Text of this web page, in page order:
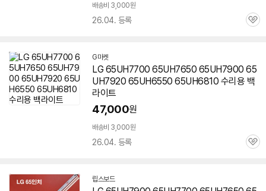
배송비 3,000원
26.04. 등록
관
G마켓
LG 65UH7700 65UH7650 65UH7900 65
UH7920 65UH6550 65UH6810 수리용 백
라이트
47,000원
배송비 3,000원
26.04. 등록
관
립스보드네